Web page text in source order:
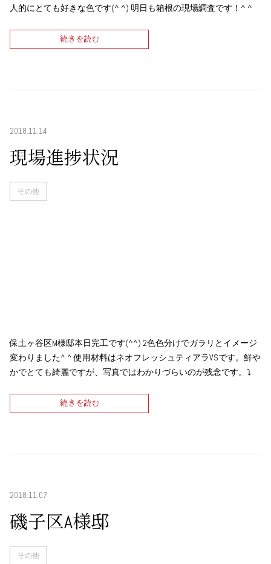
人的にとても好きな色です(^ ^) 明日も箱根の現場調査です！^ ^
続きを読む
2018.11.14
現場進捗状況
その他
保土ヶ谷区M様邸本日完工です(^^) 2色色分けでガラリとイメージ
変わりました^ ^ 使用材料はネオフレッシュティアラVSです。鮮や
かでとても綺麗ですが、写真ではわかりづらいのが残念です。⤵︎
続きを読む
2018.11.07
磯子区A様邸
その他